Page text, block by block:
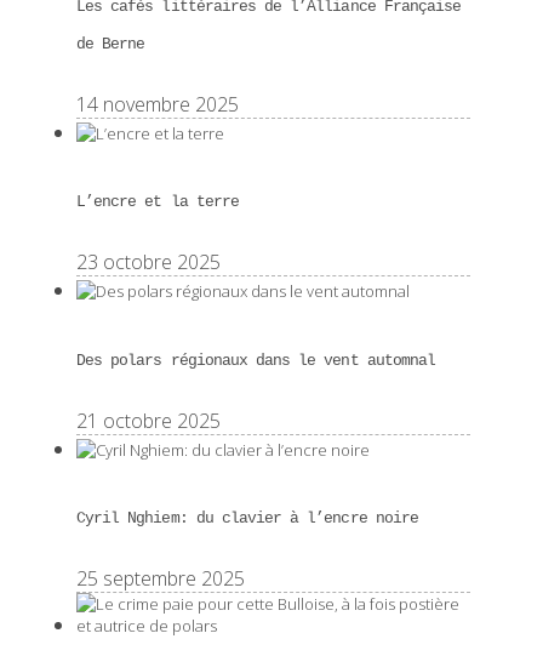
Les cafés littéraires de l’Alliance Française
de Berne
14 novembre 2025
L’encre et la terre
23 octobre 2025
Des polars régionaux dans le vent automnal
21 octobre 2025
Cyril Nghiem: du clavier à l’encre noire
25 septembre 2025